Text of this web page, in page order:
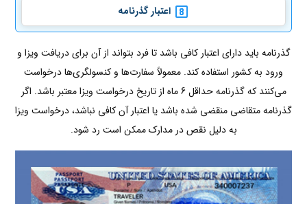
اعتبار گذرنامه
گذرنامه باید دارای اعتبار کافی باشد تا فرد بتواند از آن برای دریافت ویزا و
ورود به کشور استفاده کند. معمولاً سفارت‌ها و کنسولگری‌ها درخواست
می‌کنند که گذرنامه حداقل 6 ماه از تاریخ درخواست ویزا معتبر باشد. اگر
گذرنامه متقاضی منقضی شده باشد یا اعتبار آن کافی نباشد، درخواست ویزا
به دلیل نقص در مدارک ممکن است رد شود.